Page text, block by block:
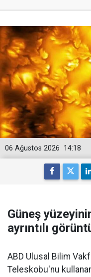
14:18
06 Ağustos 2026
Güneş
ayrıntılı
ABD Ulusal Bilim
Teleskobu'nu